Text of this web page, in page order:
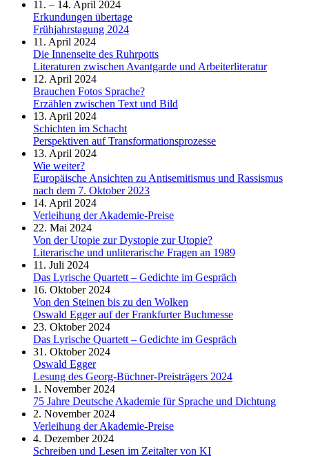
11. – 14. April 2024
Erkundungen übertage
Frühjahrstagung 2024
11. April 2024
Die Innenseite des Ruhrpotts
Literaturen zwischen Avantgarde und Arbeiterliteratur
12. April 2024
Brauchen Fotos Sprache?
Erzählen zwischen Text und Bild
13. April 2024
Schichten im Schacht
Perspektiven auf Transformationsprozesse
13. April 2024
Wie weiter?
Europäische Ansichten zu Antisemitismus und Rassismus
nach dem 7. Oktober 2023
14. April 2024
Verleihung der Akademie-Preise
22. Mai 2024
Von der Utopie zur Dystopie zur Utopie?
Literarische und unliterarische Fragen an 1989
11. Juli 2024
Das Lyrische Quartett – Gedichte im Gespräch
16. Oktober 2024
Von den Steinen bis zu den Wolken
Oswald Egger auf der Frankfurter Buchmesse
23. Oktober 2024
Das Lyrische Quartett – Gedichte im Gespräch
31. Oktober 2024
Oswald Egger
Lesung des Georg-Büchner-Preisträgers 2024
1. November 2024
75 Jahre Deutsche Akademie für Sprache und Dichtung
2. November 2024
Verleihung der Akademie-Preise
4. Dezember 2024
Schreiben und Lesen im Zeitalter von KI